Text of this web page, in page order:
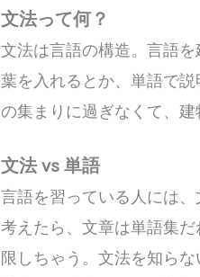
文法って何？
文法は言語の構造。言語
葉を入れるとか、単語で
の集まりに過ぎなくて、建
文法 vs 単語
言語を習っている人には
考えたら、文章は単語集
限しちゃう。文法を知ら